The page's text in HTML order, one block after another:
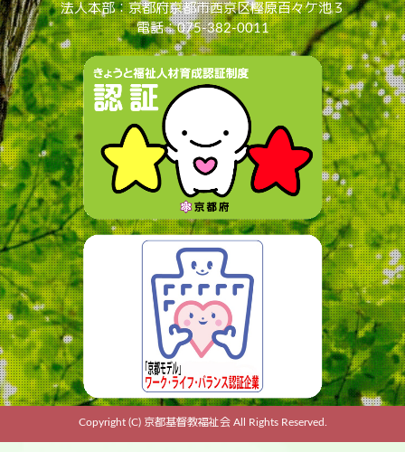
法人本部：京都府京都市西京区樫原百々ケ池３
電話：075-382-0011
Copyright (C) 京都基督教福祉会 All Rights Reserved.